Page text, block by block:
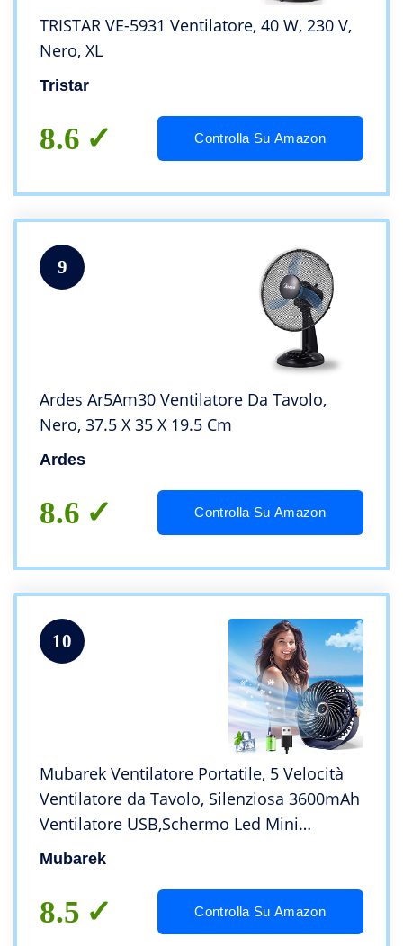
TRISTAR VE-5931 Ventilatore, 40 W, 230 V,
Nero, XL
Tristar
8.6 Controlla Su Amazon
9
Ardes Ar5Am30 Ventilatore Da Tavolo,
‎Nero, 37.5 X 35 X 19.5 Cm
Ardes
8.6 Controlla Su Amazon
10
Mubarek Ventilatore Portatile, 5 Velocità
Ventilatore da Tavolo, Silenziosa 3600mAh
Ventilatore USB,Schermo Led Mini
Ventilatore Portatile,360° Rotante
Scrivania
Mubarek
8.5 Controlla Su Amazon